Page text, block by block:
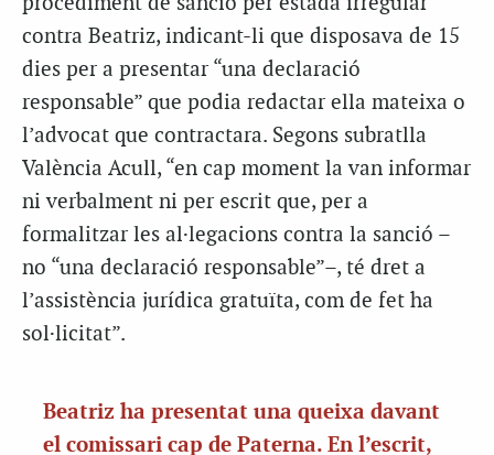
contra Beatriz, indicant-li que disposava de 15
dies per a presentar “una declaració
responsable” que podia redactar ella mateixa o
l’advocat que contractara. Segons subratlla
València Acull, “en cap moment la van informar
ni verbalment ni per escrit que, per a
formalitzar les al·legacions contra la sanció –
no “una declaració responsable”–, té dret a
l’assistència jurídica gratuïta, com de fet ha
sol·licitat”.
Beatriz ha presentat una queixa davant
el comissari cap de Paterna. En l’escrit,